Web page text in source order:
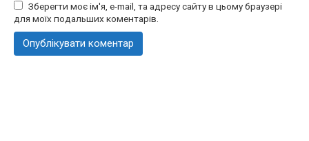
Зберегти моє ім'я, e-mail, та адресу сайту в цьому браузері
для моїх подальших коментарів.